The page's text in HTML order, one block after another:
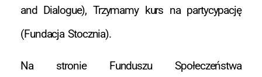
and Dialogue), Trzymamy kurs na partycypację
(Fundacja Stocznia).
Na stronie Funduszu Społeczeństwa